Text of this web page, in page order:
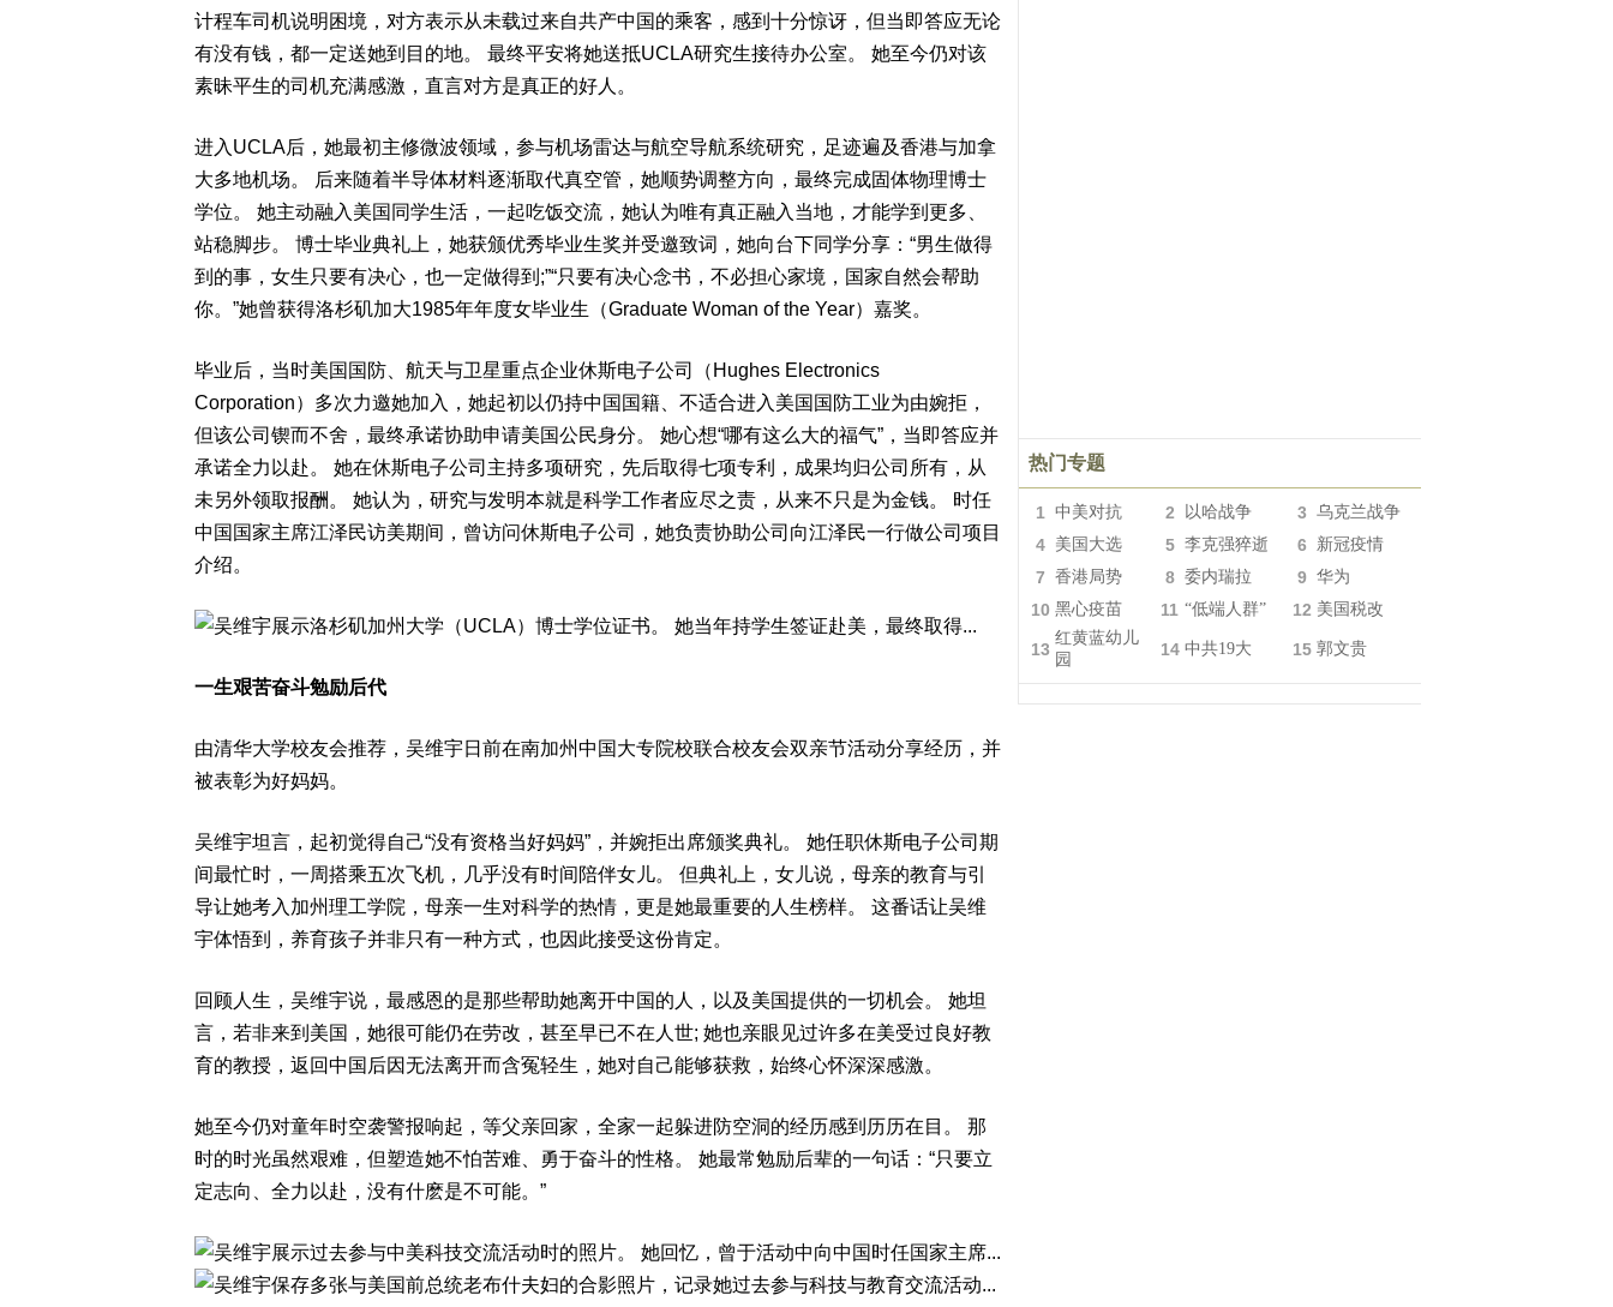
计程车司机说明困境，对方表示从未载过来自共产中国的乘客，感到十分惊讶，但当即答应无论
有没有钱，都一定送她到目的地。 最终平安将她送抵UCLA研究生接待办公室。 她至今仍对该
素昧平生的司机充满感激，直言对方是真正的好人。
进入UCLA后，她最初主修微波领域，参与机场雷达与航空导航系统研究，足迹遍及香港与加拿
大多地机场。 后来随着半导体材料逐渐取代真空管，她顺势调整方向，最终完成固体物理博士
学位。 她主动融入美国同学生活，一起吃饭交流，她认为唯有真正融入当地，才能学到更多、
站稳脚步。 博士毕业典礼上，她获颁优秀毕业生奖并受邀致词，她向台下同学分享：“男生做得
到的事，女生只要有决心，也一定做得到;”“只要有决心念书，不必担心家境，国家自然会帮助
你。”她曾获得洛杉矶加大1985年年度女毕业生（Graduate Woman of the Year）嘉奖。
毕业后，当时美国国防、航天与卫星重点企业休斯电子公司（Hughes Electronics
Corporation）多次力邀她加入，她起初以仍持中国国籍、不适合进入美国国防工业为由婉拒，
但该公司锲而不舍，最终承诺协助申请美国公民身分。 她心想“哪有这么大的福气”，当即答应并
承诺全力以赴。 她在休斯电子公司主持多项研究，先后取得七项专利，成果均归公司所有，从
未另外领取报酬。 她认为，研究与发明本就是科学工作者应尽之责，从来不只是为金钱。 时任
中国国家主席江泽民访美期间，曾访问休斯电子公司，她负责协助公司向江泽民一行做公司项目
介绍。
一生艰苦奋斗勉励后代
由清华大学校友会推荐，吴维宇日前在南加州中国大专院校联合校友会双亲节活动分享经历，并
被表彰为好妈妈。
吴维宇坦言，起初觉得自己“没有资格当好妈妈”，并婉拒出席颁奖典礼。 她任职休斯电子公司期
间最忙时，一周搭乘五次飞机，几乎没有时间陪伴女儿。 但典礼上，女儿说，母亲的教育与引
导让她考入加州理工学院，母亲一生对科学的热情，更是她最重要的人生榜样。 这番话让吴维
宇体悟到，养育孩子并非只有一种方式，也因此接受这份肯定。
回顾人生，吴维宇说，最感恩的是那些帮助她离开中国的人，以及美国提供的一切机会。 她坦
言，若非来到美国，她很可能仍在劳改，甚至早已不在人世; 她也亲眼见过许多在美受过良好教
育的教授，返回中国后因无法离开而含冤轻生，她对自己能够获救，始终心怀深深感激。
她至今仍对童年时空袭警报响起，等父亲回家，全家一起躲进防空洞的经历感到历历在目。 那
时的时光虽然艰难，但塑造她不怕苦难、勇于奋斗的性格。 她最常勉励后辈的一句话：“只要立
定志向、全力以赴，没有什麽是不可能。”
热门专题
1 中美对抗 2 以哈战争 3 乌克兰战争
4 美国大选 5 李克强猝逝 6 新冠疫情
7 香港局势 8 委内瑞拉 9 华为
10 黑心疫苗 11 “低端人群” 12 美国税改
13
红黄蓝幼儿
园
14 中共19大 15 郭文贵